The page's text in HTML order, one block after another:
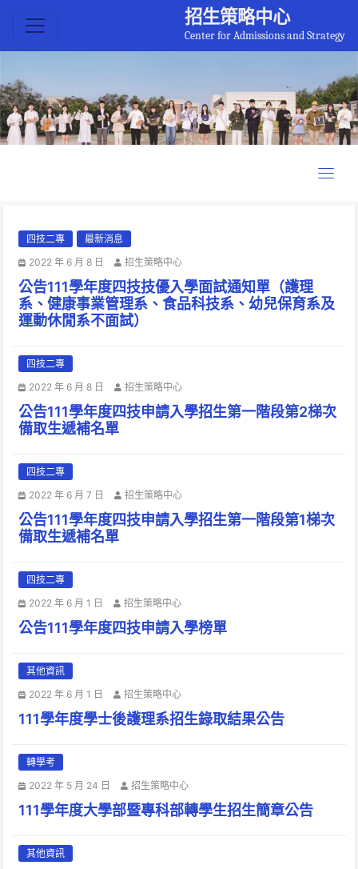
招生策略中心
Center for Admissions and Strategy
四技二專
最新消息
2022 年 6 月 8 日
招生策略中心
公告111學年度四技技優入學面試通知單（護理
系、健康事業管理系、食品科技系、幼兒保育系及
運動休閒系不面試）
四技二專
2022 年 6 月 8 日
招生策略中心
公告111學年度四技申請入學招生第一階段第2梯次
備取生遞補名單
四技二專
2022 年 6 月 7 日
招生策略中心
公告111學年度四技申請入學招生第一階段第1梯次
備取生遞補名單
四技二專
2022 年 6 月 1 日
招生策略中心
公告111學年度四技申請入學榜單
其他資訊
2022 年 6 月 1 日
招生策略中心
111學年度學士後護理系招生錄取結果公告
轉學考
2022 年 5 月 24 日
招生策略中心
111學年度大學部暨專科部轉學生招生簡章公告
其他資訊